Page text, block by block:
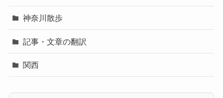
神奈川散歩
記事・文章の翻訳
関西